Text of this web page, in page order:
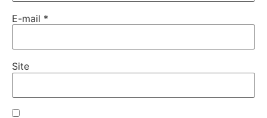
E-mail *
Site